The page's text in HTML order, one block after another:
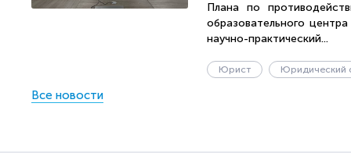
Плана по
образовательного
научно-практический...
Юрист
Все новости